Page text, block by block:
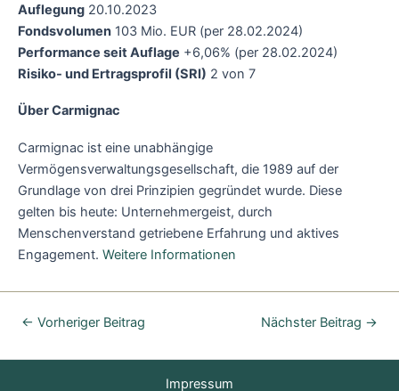
Auflegung 20.10.2023
Fondsvolumen 103 Mio. EUR (per 28.02.2024)
Performance seit Auflage +6,06% (per 28.02.2024)
Risiko- und Ertragsprofil (SRI) 2 von 7
Über Carmignac
Carmignac ist eine unabhängige
Vermögensverwaltungsgesellschaft, die 1989 auf der
Grundlage von drei Prinzipien gegründet wurde. Diese
gelten bis heute: Unternehmergeist, durch
Menschenverstand getriebene Erfahrung und aktives
Engagement. Weitere Informationen
← Vorheriger Beitrag Nächster Beitrag →
Impressum